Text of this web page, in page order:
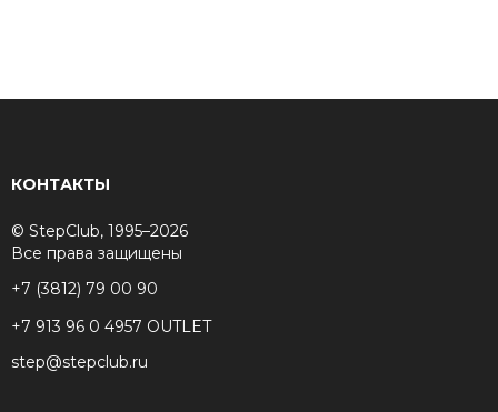
КОНТАКТЫ
© StepClub, 1995–2026
Все права защищены
+7 (3812) 79 00 90
+7 913 96 0 4957 OUTLET
step@stepclub.ru